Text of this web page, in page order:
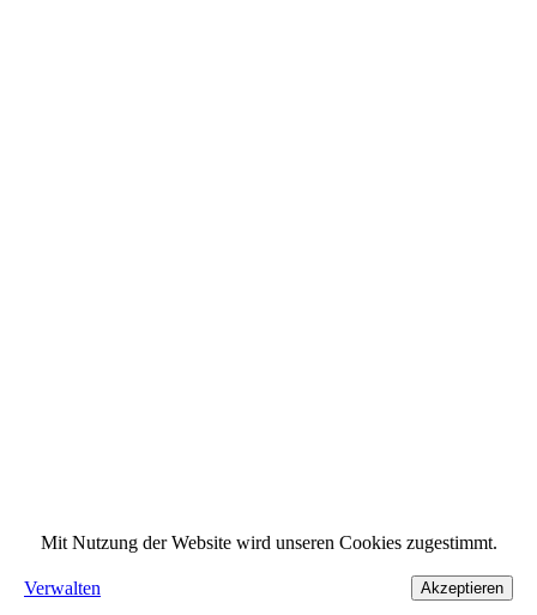
Mit Nutzung der Website wird unseren Cookies zugestimmt.
Verwalten Akzeptieren